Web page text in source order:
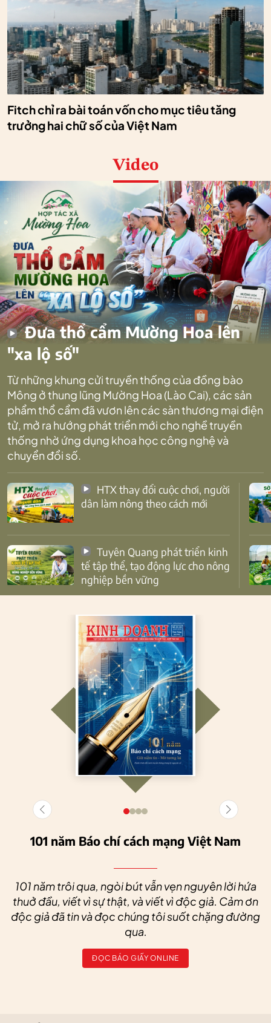
Fitch chỉ ra bài toán vốn cho mục tiêu tăng
trưởng hai chữ số của Việt Nam
Video
Đưa thổ cẩm Mường Hoa lên
"xa lộ số"
Từ những khung cửi truyền thống của đồng bào
Mông ở thung lũng Mường Hoa (Lào Cai), các sản
phẩm thổ cẩm đã vươn lên các sàn thương mại điện
tử, mở ra hướng phát triển mới cho nghề truyền
thống nhờ ứng dụng khoa học công nghệ và
chuyển đổi số.
dân làm nông theo cách mới
tế tập thể, tạo động lực cho nông
nghiệp bền vững
101 năm Báo chí cách mạng Việt Nam
101 năm trôi qua, ngòi bút vẫn vẹn nguyên lời hứa
thuở đầu, viết vì sự thật, và viết vì độc giả. Cảm ơn
độc giả đã tin và đọc chúng tôi suốt chặng đường
qua.
ĐỌC BÁO GIẤY ONLINE